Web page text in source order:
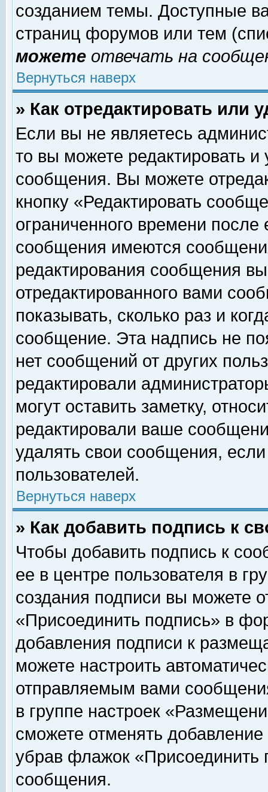
созданием темы. Доступные
страниц форумов или тем
можете отвечать на
Вернуться наверх
» Как отредактировать или
Если вы не являетесь
то вы можете редактировать и
сообщения. Вы можете
кнопку «Редактировать
ограниченного времени
сообщения имеются
редактирования сообщения
отредактированного вами
показывать, сколько раз и
сообщение. Эта надпись не
нет сообщений от других
редактировали
могут оставить заметку,
редактировали ваше
удалять свои сообщения,
пользователей.
Вернуться наверх
» Как добавить подпись к
Чтобы добавить подпись к
ее в центре пользователя в
создания подписи вы можете
«Присоединить подпись» в
добавления подписи к
можете настроить
отправляемым вами
в группе настроек
сможете отменять
убрав флажок «Присоединить
сообщения.